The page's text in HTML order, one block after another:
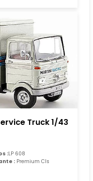
Truck 1/43
:LP 608
: Premium Cls